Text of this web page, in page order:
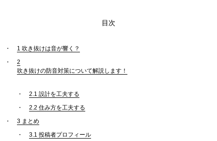
目次
1 吹き抜けは音が響く？
2
吹き抜けの防音対策について解説します！
2.1 設計を工夫する
2.2 住み方を工夫する
3 まとめ
3.1 投稿者プロフィール